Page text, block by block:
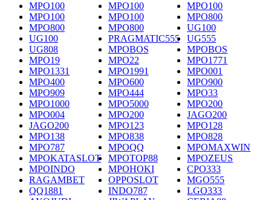
MPO100 MPO100
MPO100
MPO100
MPO100
MPO800
MPO800
MPO800
UG100
UG100
PRAGMATIC555
UG555
UG808
MPOBOS
MPOBOS
MPO19
MPO22
MPO1771
MPO1331
MPO1991
MPO001
MPO400
MPO600
MPO900
MPO909
MPO444
MPO33
MPO1000
MPO5000
MPO200
MPO004
MPO200
JAGO200
JAGO200
MPO123
MPO128
MPO138
MPO838
MPO828
MPO787
MPOQQ
MPOMAXWIN
MPOKATASLOT
MPOTOP88
MPOZEUS
MPOINDO
MPOHOKI
CPO333
RAGAMBET
OPPOSLOT
MGO555
QQ1881
INDO787
LGO333